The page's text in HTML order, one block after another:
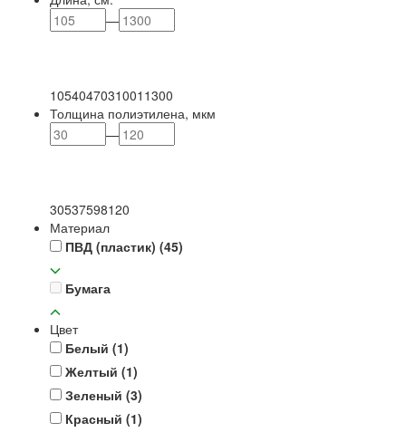
—
1054047031001 1300
Толщина полиэтилена, мкм
—
30537598120
Материал
ПВД (пластик) (45)
Бумага
Цвет
Белый (1)
Желтый (1)
Зеленый (3)
Красный (1)